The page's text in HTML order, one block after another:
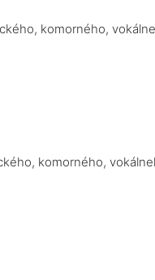
komorného,
komorného,